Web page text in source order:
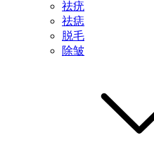
祛疣
祛痣
脱毛
除皱